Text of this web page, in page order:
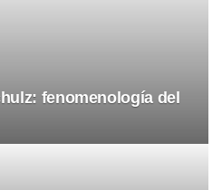
fenomenología del